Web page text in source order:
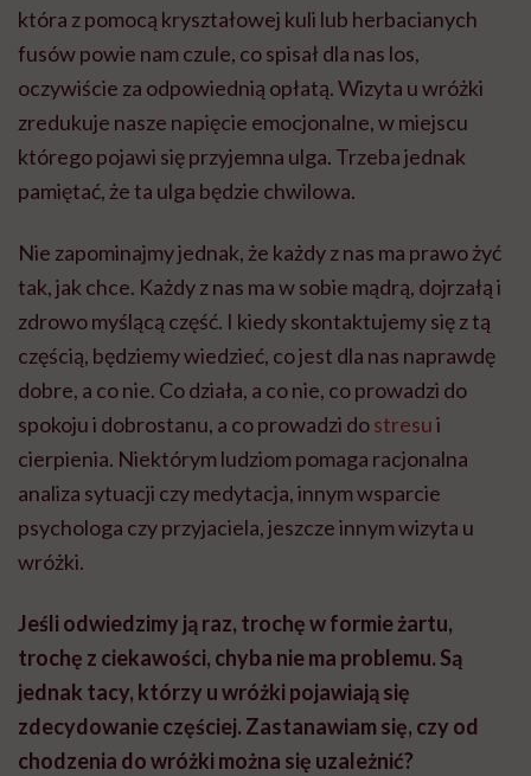
która z pomocą kryształowej kuli lub herbacianych
fusów powie nam czule, co spisał dla nas los,
oczywiście za odpowiednią opłatą. Wizyta u wróżki
zredukuje nasze napięcie emocjonalne, w miejscu
którego pojawi się przyjemna ulga. Trzeba jednak
pamiętać, że ta ulga będzie chwilowa.
Nie zapominajmy jednak, że każdy z nas ma prawo żyć
tak, jak chce. Każdy z nas ma w sobie mądrą, dojrzałą i
zdrowo myślącą część. I kiedy skontaktujemy się z tą
częścią, będziemy wiedzieć, co jest dla nas naprawdę
dobre, a co nie. Co działa, a co nie, co prowadzi do
spokoju i dobrostanu, a co prowadzi dostresui
cierpienia. Niektórym ludziom pomaga racjonalna
analiza sytuacji czy medytacja, innym wsparcie
psychologa czy przyjaciela, jeszcze innym wizyta u
wróżki.
Jeśli odwiedzimy ją raz, trochę w formie żartu,
trochę z ciekawości, chyba nie ma problemu. Są
jednak tacy, którzy u wróżki pojawiają się
zdecydowanie częściej. Zastanawiam się, czy od
chodzenia do wróżki można się uzależnić?